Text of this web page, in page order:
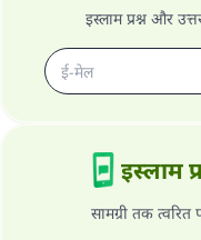
इस्लाम प्रश्न और
इस्लाम
सामग्री तक